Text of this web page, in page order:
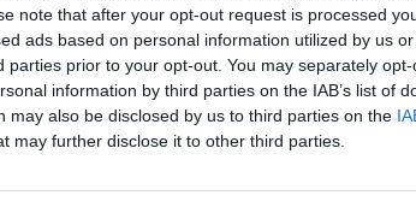
note that after your opt-out request is processed
ads based on personal information utilized by us
parties prior to your opt-out. You may separately
information by third parties on the IAB’s list of
may also be disclosed by us to third parties on the
may further disclose it to other third parties.